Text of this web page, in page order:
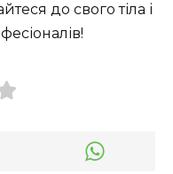
до свого тіла і